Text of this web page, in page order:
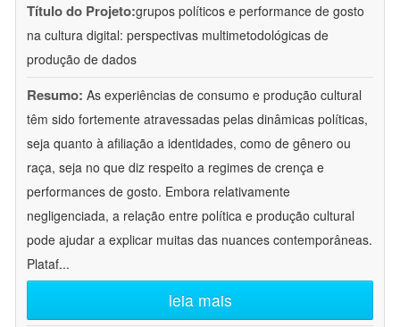
Título do Projeto:grupos políticos e performance de gosto
na cultura digital: perspectivas multimetodológicas de
produção de dados
Resumo: As experiências de consumo e produção cultural
têm sido fortemente atravessadas pelas dinâmicas políticas,
seja quanto à afiliação a identidades, como de gênero ou
raça, seja no que diz respeito a regimes de crença e
performances de gosto. Embora relativamente
negligenciada, a relação entre política e produção cultural
pode ajudar a explicar muitas das nuances contemporâneas.
Plataf...
leia mais